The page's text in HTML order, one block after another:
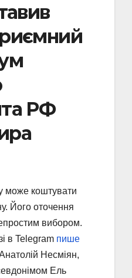
РФ
може коштувати
Його оточення
вибором.
в Telegram пише
Несміян,
Ель